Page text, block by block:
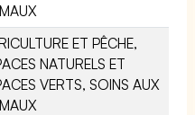
ET PÊCHE,
NATURELS ET
VERTS, SOINS AUX